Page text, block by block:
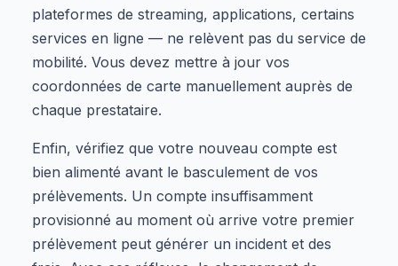
plateformes de streaming, applications, certains
services en ligne — ne relèvent pas du service de
mobilité. Vous devez mettre à jour vos
coordonnées de carte manuellement auprès de
chaque prestataire.
Enfin, vérifiez que votre nouveau compte est
bien alimenté avant le basculement de vos
prélèvements. Un compte insuffisamment
provisionné au moment où arrive votre premier
prélèvement peut générer un incident et des